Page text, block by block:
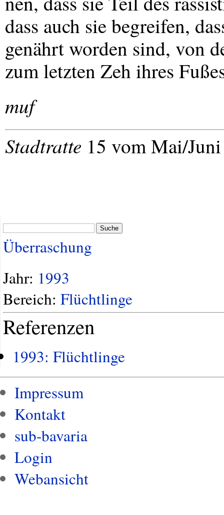
dass auch sie begreifen,
genährt worden sind, von
zum letzten Zeh ihres
muf
Stadtratte 15 vom Mai/
Suche
Überraschung
Jahr: 1993
Bereich: Flüchtlinge
Referenzen
1993: Flüchtlinge
Impressum
Kontakt
sub-bavaria
Login
Webansicht